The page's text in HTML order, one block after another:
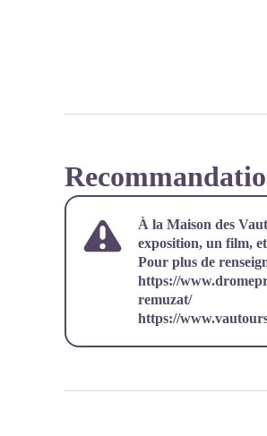
À la Maison des
exposition, un film,
Pour plus de
https://
remuzat/
https://